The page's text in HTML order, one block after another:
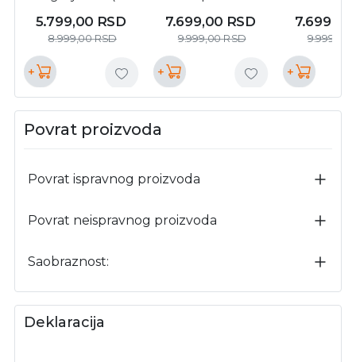
5.799,00 RSD
8.999,00RSD
+
7.699,00 RSD
9.999,00RSD
+
7.699,00
9.999,00
+
Povrat proizvoda
Povrat ispravnog proizvoda
Povrat neispravnog proizvoda
Saobraznost:
Deklaracija